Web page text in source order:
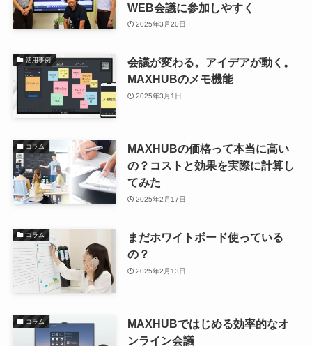
WEB会議に参加しやすく
2025年3月20日
活用事例
会議が変わる。アイデアが動く。
MAXHUBのメモ機能
2025年3月1日
コラム
MAXHUBの価格って本当に高い
の？コストと効果を実際に計算し
てみた
2025年2月17日
コラム
まだホワイトボード使っている
の？
2025年2月13日
コラム
MAXHUBではじめる効率的なオ
ンライン会議